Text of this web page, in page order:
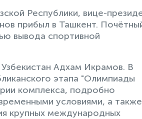
Республики, вице-
прибыл в Ташкент.
вывода спортивной
Адхам Икрамов. В
этапа "Олимпиады
комплекса, подробно
условиями, а также
крупных международных